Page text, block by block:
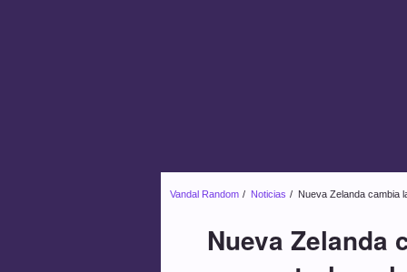
Vandal Random Noticias Nueva Zelanda cambia
Nueva Zelanda